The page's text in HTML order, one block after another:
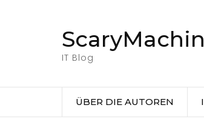
(EingabetasteIT Blog
ÜBER DIE AUTOREN